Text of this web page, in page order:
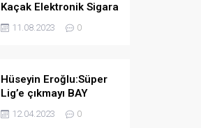
Kaçak Elektronik Sigara
Ele Geçirilmiştir
11.08.2023 0
Hüseyin Eroğlu:Süper
Lig’e çıkmayı BAY
haftada bile
garantileyebiliriz
12.04.2023 0